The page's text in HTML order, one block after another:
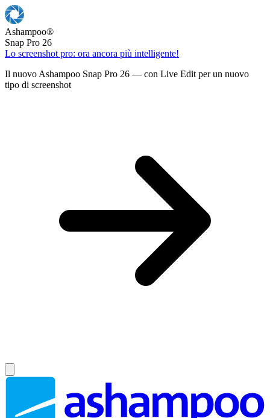
Ashampoo®
Snap Pro 26
Lo screenshot pro: ora ancora più intelligente!
Il nuovo Ashampoo Snap Pro 26 — con Live Edit per un nuovo
tipo di screenshot